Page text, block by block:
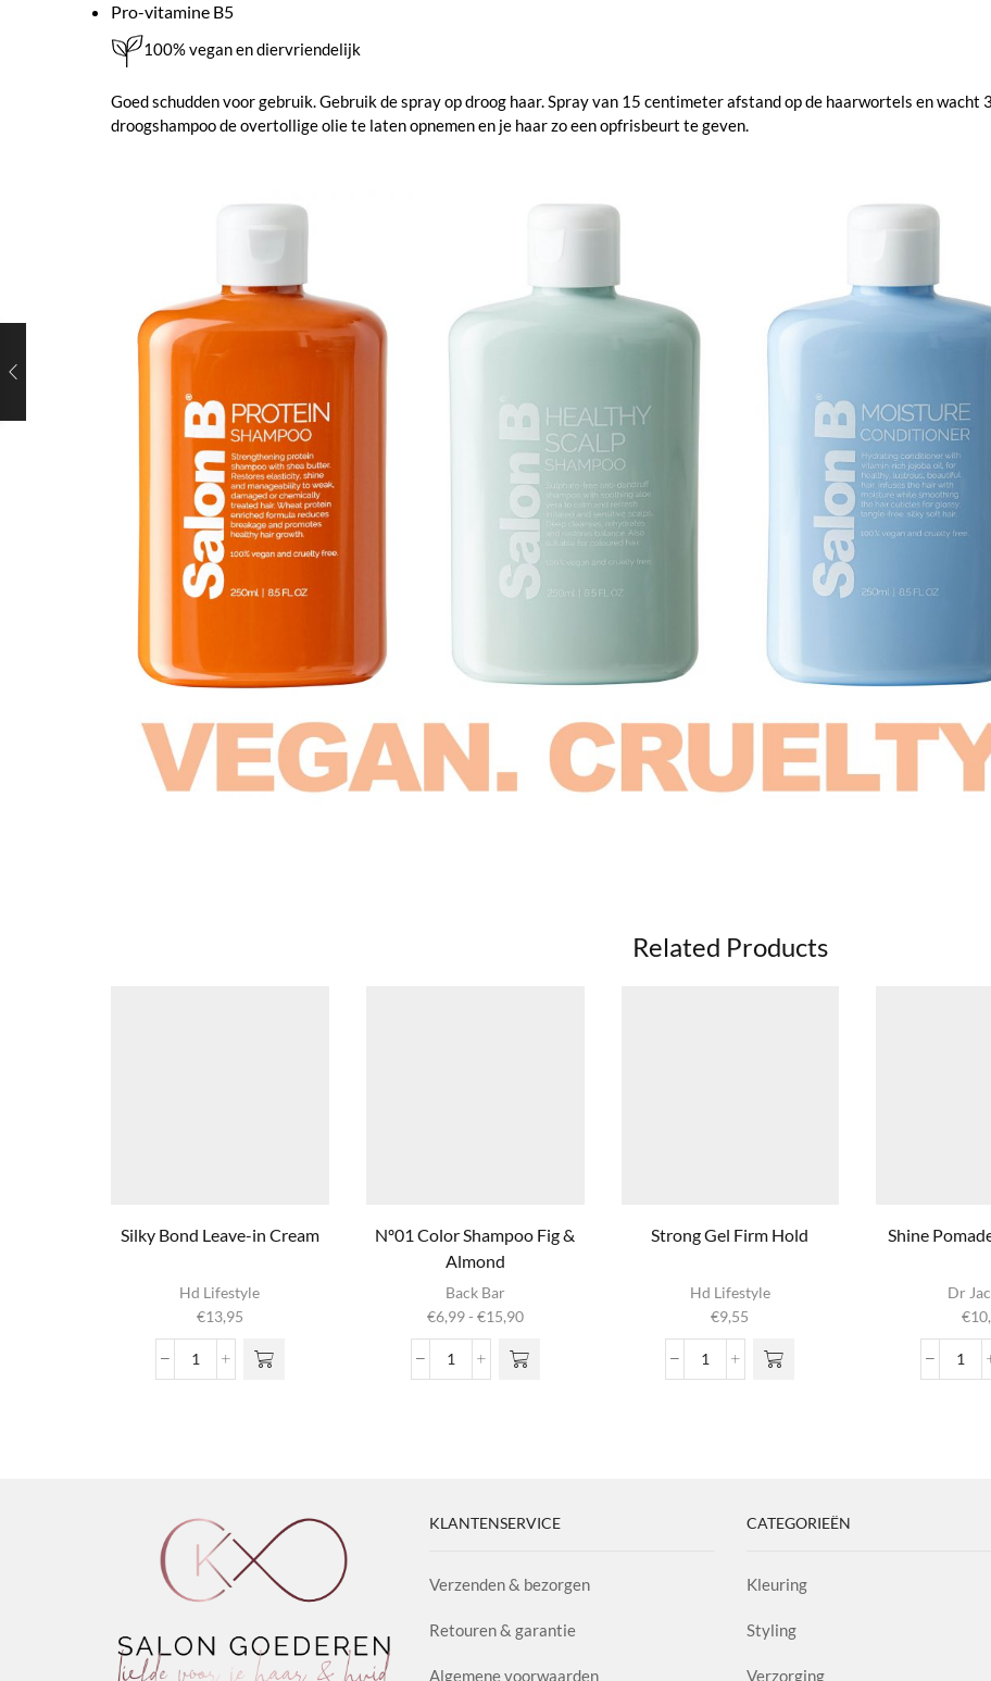
Pro-vitamine B5
100% vegan en diervriendelijk
Goed schudden voor gebruik. Gebruik de spray op droog haar. Spray van 15 centimeter afstand op de haarwortels en wacht
droogshampoo de overtollige olie te laten opnemen en je haar zo een opfrisbeurt te geven.
Related Products
Silky Bond Leave-in Cream
Hd Lifestyle
€13,95
Silky
Nº01 Color Shampoo Fig &
Almond
Back Bar
€6,99- €15,90Prijsklasse:
tot
Nº01
heeft
meerdere
optie kan
Strong Gel Firm Hold
Hd Lifestyle
€9,55
Strong
Shine
Dr
€
Shine
KLANTENSERVICE
Verzenden & bezorgen
Retouren & garantie
Algemene voorwaarden
CATEGORIEËN
Kleuring
Styling
Verzorging